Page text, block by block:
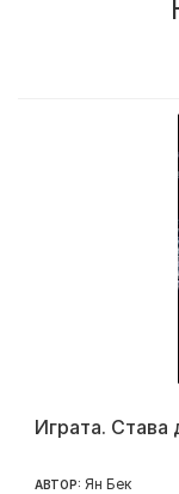
Играта. Става
АВТОР: Ян Бек